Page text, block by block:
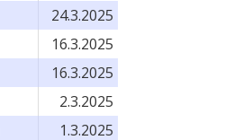
24.3.2025
16.3.2025
16.3.2025
2.3.2025
1.3.2025